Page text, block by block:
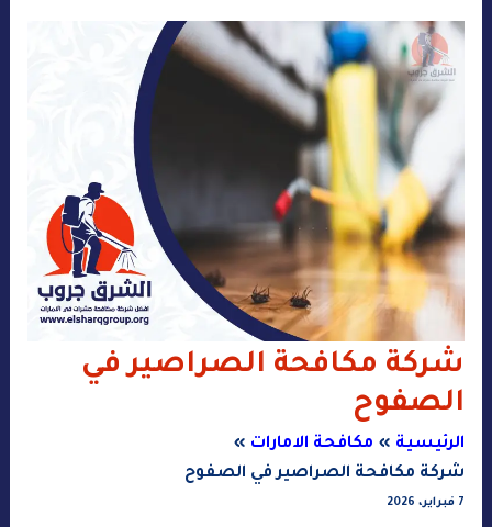
شركة مكافحة الصراصير في
الصفوح
الرئيسية
مكافحة الامارات
شركة مكافحة الصراصير في الصفوح
7 فبراير، 2026